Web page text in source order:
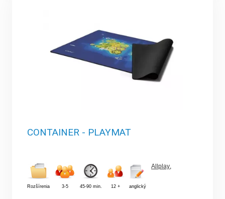
CONTAINER - PLAYMAT
Rozšírenia 3-5 45-90 min. 12 + anglický
Allplay,